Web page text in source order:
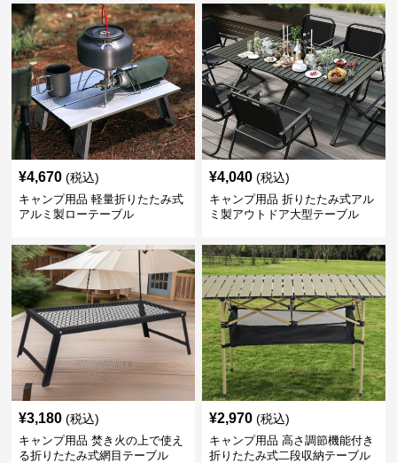
¥4,670 (税込)
キャンプ用品 軽量折りたたみ式
アルミ製ローテーブル
¥4,040 (税込)
キャンプ用品 折りたたみ式アル
ミ製アウトドア大型テーブル
¥3,180 (税込)
キャンプ用品 焚き火の上で使え
る折りたたみ式網目テーブル
¥2,970 (税込)
キャンプ用品 高さ調節機能付き
折りたたみ式二段収納テーブル